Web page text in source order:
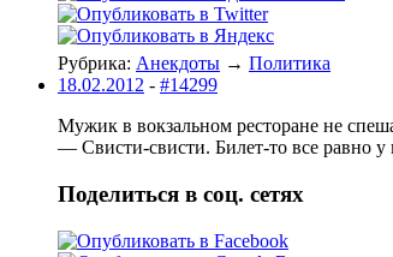
Рубрика: Анекдоты → Политика
18.02.2012 - #14299
Мужик в вокзальном ресторане не
— Свисти-свисти. Билет-то все равно у
Поделиться в соц. сетях